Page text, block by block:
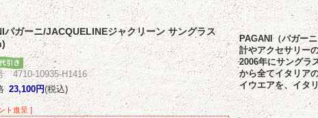
PAGANI（パガー
計やアクセサリー
2006年にサングラ
から全てイタリア
イウエアを、イタ
パガーニ/JACQUELINEジャクリーン サングラス
4710-10935-H1416
23,100円(税込)
ト進呈 ]